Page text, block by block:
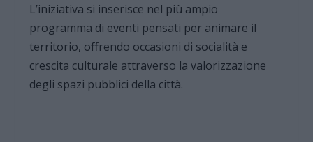
L’iniziativa si inserisce nel più ampio
programma di eventi pensati per animare il
territorio, offrendo occasioni di socialità e
crescita culturale attraverso la valorizzazione
degli spazi pubblici della città.